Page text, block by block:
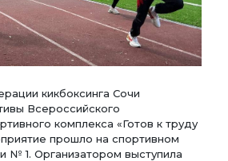
кикбоксинга Сочи
Всероссийского
комплекса «Готов к труду
прошло на спортивном
№ 1. Организатором выступила